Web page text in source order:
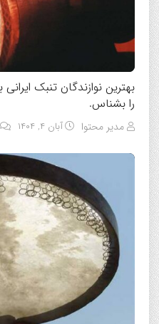
بهترین نوازندگان تنبک
را بشناس.
مدیر محتوا آبان ۴, ۱۴۰۴